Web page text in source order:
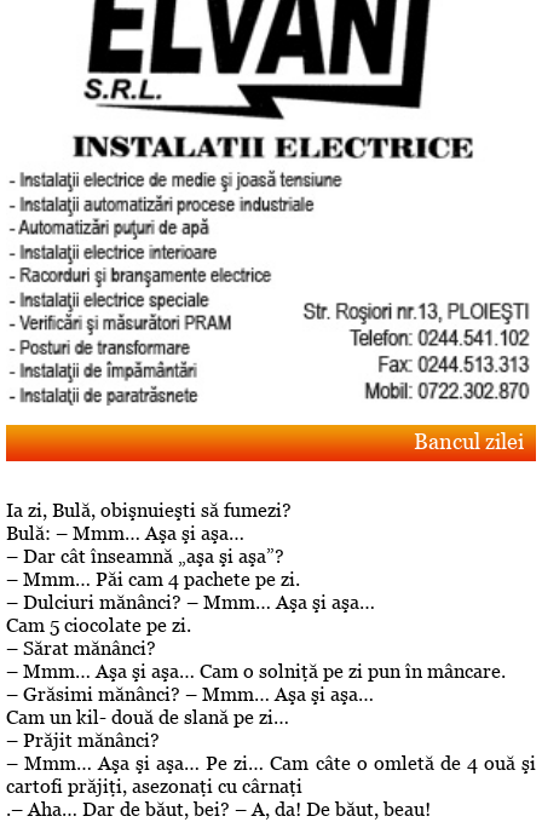
Bancul zilei
Ia zi, Bulă, obişnuieşti să fumezi?
Bulă: – Mmm… Aşa şi aşa…
– Dar cât înseamnă „aşa şi aşa”?
– Mmm… Păi cam 4 pachete pe zi.
– Dulciuri mănânci? – Mmm… Aşa şi aşa…
Cam 5 ciocolate pe zi.
– Sărat mănânci?
– Mmm… Aşa şi aşa… Cam o solniţă pe zi pun în mâncare.
– Grăsimi mănânci? – Mmm… Aşa şi aşa…
Cam un kil- două de slană pe zi…
– Prăjit mănânci?
– Mmm… Aşa şi aşa… Pe zi… Cam câte o omletă de 4 ouă şi
cartofi prăjiţi, asezonaţi cu cârnaţi
.– Aha… Dar de băut, bei? – A, da! De băut, beau!